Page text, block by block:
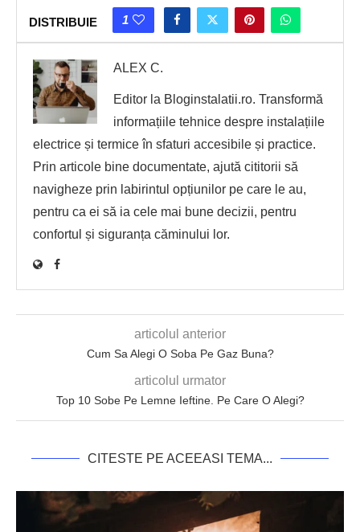
DISTRIBUIE 1
ALEX C.
Editor la Bloginstalatii.ro. Transformă
informațiile tehnice despre instalațiile
electrice și termice în sfaturi accesibile și practice.
Prin articole bine documentate, ajută cititorii să
navigheze prin labirintul opțiunilor pe care le au,
pentru ca ei să ia cele mai bune decizii, pentru
confortul și siguranța căminului lor.
articolul anterior
Cum Sa Alegi O Soba Pe Gaz Buna?
articolul urmator
Top 10 Sobe Pe Lemne Ieftine. Pe Care O Alegi?
CITESTE PE ACEEASI TEMA...